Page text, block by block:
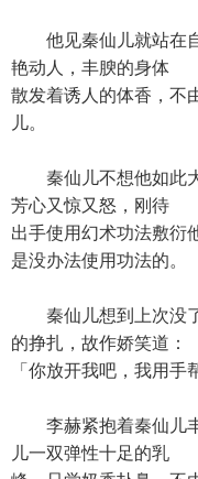
他见秦仙儿就站在自
艳动人，丰腴的身体
散发着诱人的体香，不
儿。
秦仙儿不想他如此大
芳心又惊又怒，刚待
出手使用幻术功法敷衍
是没办法使用功法的。
秦仙儿想到上次没了
的挣扎，故作娇笑道：
「你放开我吧，我用手
李赫紧抱着秦仙儿丰
儿一双弹性十足的乳